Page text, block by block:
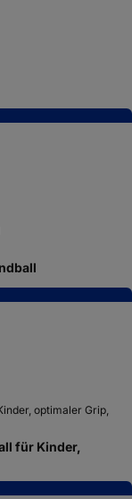
für Kinder,